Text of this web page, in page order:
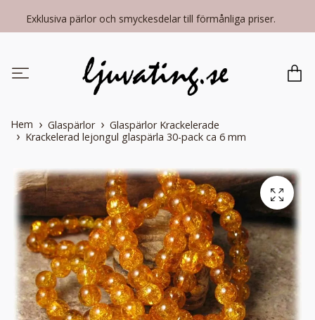
Exklusiva pärlor och smyckesdelar till förmånliga priser.
Hem Glaspärlor
Glaspärlor Krackelerade
Krackelerad lejongul glaspärla 30-pack ca 6 mm